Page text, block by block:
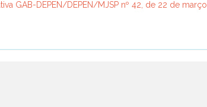
GAB-DEPEN/DEPEN/MJSP nº 42, de 22 de março